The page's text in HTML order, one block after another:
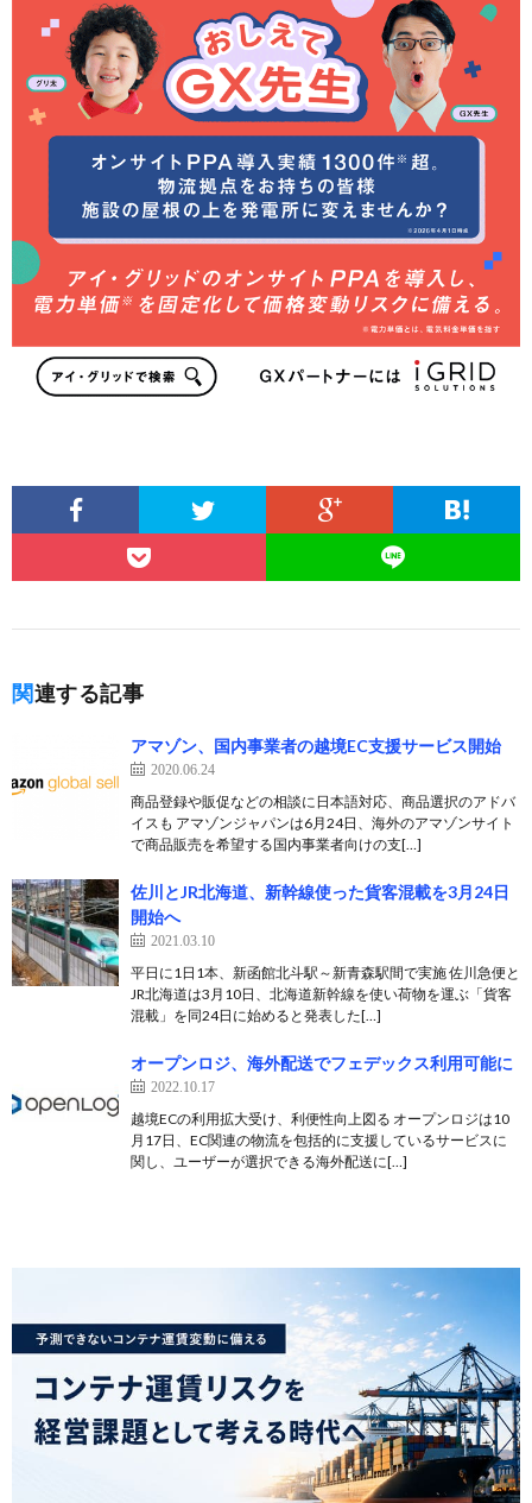
関連する記事
アマゾン、国内事業者の越境EC支援サービス開始
2020.06.24
商品登録や販促などの相談に日本語対応、商品選択のアドバ
イスも アマゾンジャパンは6月24日、海外のアマゾンサイト
で商品販売を希望する国内事業者向けの支[…]
佐川とJR北海道、新幹線使った貨客混載を3月24日
開始へ
2021.03.10
平日に1日1本、新函館北斗駅～新青森駅間で実施 佐川急便と
JR北海道は3月10日、北海道新幹線を使い荷物を運ぶ「貨客
混載」を同24日に始めると発表した[…]
オープンロジ、海外配送でフェデックス利用可能に
2022.10.17
越境ECの利用拡大受け、利便性向上図る オープンロジは10
月17日、EC関連の物流を包括的に支援しているサービスに
関し、ユーザーが選択できる海外配送に[…]